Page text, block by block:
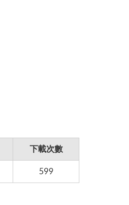
下載次數
599